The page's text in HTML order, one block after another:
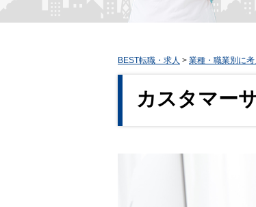
BEST転職・求人 > 業種・職業別に
カスタマー